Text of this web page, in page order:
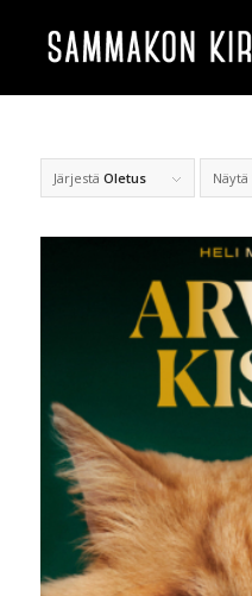
Järjestä Oletus Näytä